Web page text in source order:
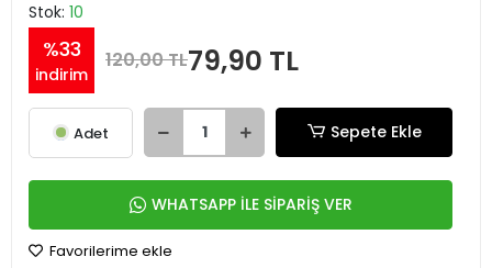
Stok: 10
%33
indirim
120,00 TL79,90 TL
Adet Sepete Ekle
WHATSAPP İLE SİPARİŞ VER
Favorilerime ekle